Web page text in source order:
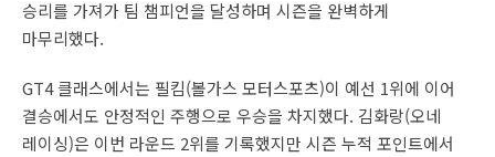
승리를 가져가 팀 챔피언을 달성하며 시즌을 완벽하게
마무리했다.
GT4 클래스에서는 필킴(볼가스 모터스포츠)이 예선 1위에 이어
결승에서도 안정적인 주행으로 우승을 차지했다. 김화랑(오네
레이싱)은 이번 라운드 2위를 기록했지만 시즌 누적 포인트에서